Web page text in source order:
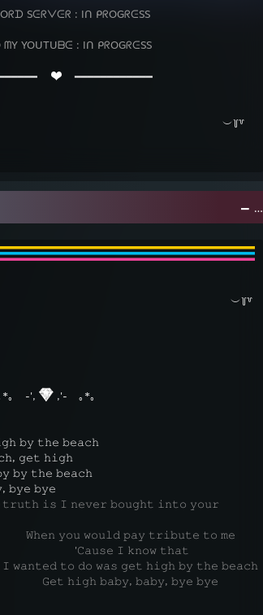
Sᕮᖇᐯᕮᖇ : Iᑎ ᑭᖇOGᖇᕮSS
YOᑌTᑌᗷᕮ : Iᑎ ᑭᖇOGᖇᕮSS
⠀━━━━━━━━━━━━
︶꒦꒷
https://Are-you-still-looking⠀⠀⠀⠀⠀⠀⠀⠀⠀⠀⠀⠀⠀⠀⠀⠀⠀⠀⠀⠀⠀⠀⠀⠀⠀⠀⠀⠀⠀⠀⠀⠀⠀🗕 🗗 ♡⠀
⠀︶꒦꒷
*｡ ⠀-', ,'-⠀ ｡*｡
𝚋𝚢 𝚝𝚑𝚎 𝚋𝚎𝚊𝚌𝚑
𝚐𝚎𝚝 𝚑𝚒𝚐𝚑
𝚋𝚢 𝚝𝚑𝚎 𝚋𝚎𝚊𝚌𝚑
𝚋𝚢𝚎 𝚋𝚢𝚎
𝚒𝚜 𝙸 𝚗𝚎𝚟𝚎𝚛 𝚋𝚘𝚞𝚐𝚑𝚝 𝚒𝚗𝚝𝚘 𝚢𝚘𝚞𝚛
𝚢𝚘𝚞 𝚠𝚘𝚞𝚕𝚍 𝚙𝚊𝚢 𝚝𝚛𝚒𝚋𝚞𝚝𝚎 𝚝𝚘 𝚖𝚎
𝙸 𝚔𝚗𝚘𝚠 𝚝𝚑𝚊𝚝
𝚝𝚘 𝚍𝚘 𝚠𝚊𝚜 𝚐𝚎𝚝 𝚑𝚒𝚐𝚑 𝚋𝚢 𝚝𝚑𝚎 𝚋𝚎𝚊𝚌𝚑
𝚑𝚒𝚐𝚑 𝚋𝚊𝚋𝚢, 𝚋𝚊𝚋𝚢, 𝚋𝚢𝚎 𝚋𝚢𝚎